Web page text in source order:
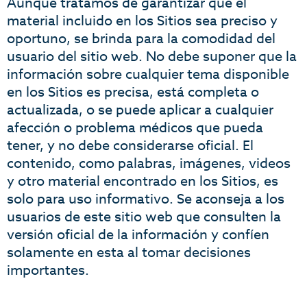
material incluido en los Sitios sea preciso y
oportuno, se brinda para la comodidad del
usuario del sitio web. No debe suponer que la
información sobre cualquier tema disponible
en los Sitios es precisa, está completa o
actualizada, o se puede aplicar a cualquier
afección o problema médicos que pueda
tener, y no debe considerarse oficial. El
contenido, como palabras, imágenes, videos
y otro material encontrado en los Sitios, es
solo para uso informativo. Se aconseja a los
usuarios de este sitio web que consulten la
versión oficial de la información y confíen
solamente en esta al tomar decisiones
importantes.